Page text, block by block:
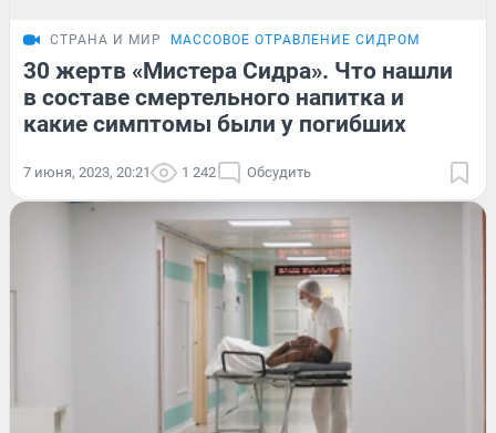
СТРАНА И МИР МАССОВОЕ ОТРАВЛЕНИЕ СИДРОМ
30 жертв «Мистера Сидра». Что нашли
в составе смертельного напитка и
какие симптомы были у погибших
7 июня, 2023, 20:21 1 242 Обсудить